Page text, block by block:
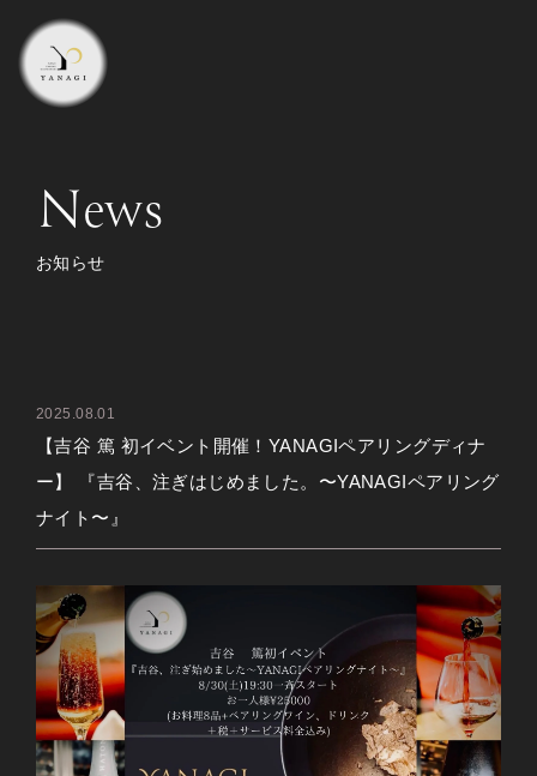
News
お知らせ
2025.08.01
【吉谷 篤 初イベント開催！YANAGIペアリングディナ
ー】 『吉谷、注ぎはじめました。〜YANAGIペアリング
ナイト〜』